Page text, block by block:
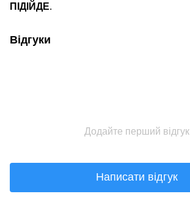
ПІДІЙДЕ.
Відгуки
Додайте перший відгук
Написати відгук